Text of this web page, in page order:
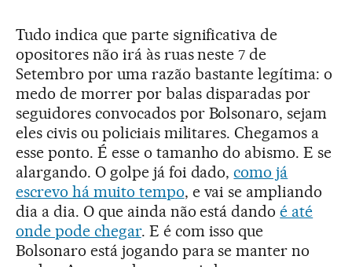
Tudo indica que parte significativa de
opositores não irá às ruas neste 7 de
Setembro por uma razão bastante legítima: o
medo de morrer por balas disparadas por
seguidores convocados por Bolsonaro, sejam
eles civis ou policiais militares. Chegamos a
esse ponto. É esse o tamanho do abismo. E se
alargando. O golpe já foi dado,como já
escrevo há muito tempo, e vai se ampliando
dia a dia. O que ainda não está dandoé até
onde pode chegar. E é com isso que
Bolsonaro está jogando para se manter no